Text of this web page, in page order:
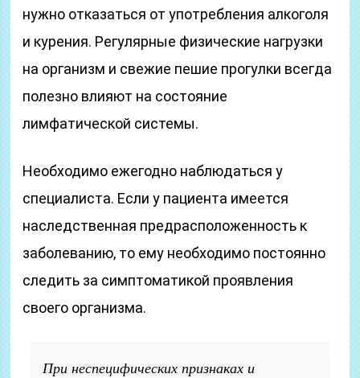
нужно отказаться от употребления алкоголя
и курения. Регулярные физические нагрузки
на организм и свежие пешие прогулки всегда
полезно влияют на состояние
лимфатической системы.
Необходимо ежегодно наблюдаться у
специалиста. Если у пациента имеется
наследственная предрасположенность к
заболеванию, то ему необходимо постоянно
следить за симптоматикой проявления
своего организма.
При неспецифических признаках и